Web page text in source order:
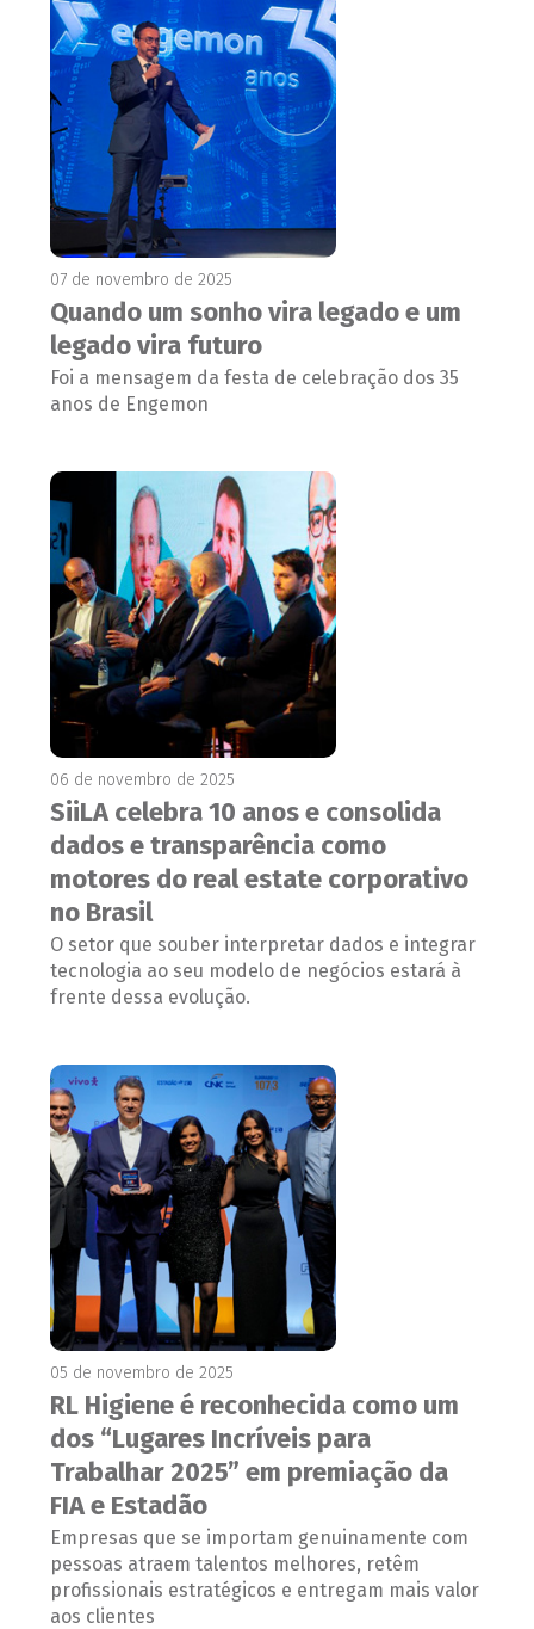
07 de novembro de 2025
Quando um sonho vira legado e um
legado vira futuro
Foi a mensagem da festa de celebração dos 35
anos de Engemon
06 de novembro de 2025
SiiLA celebra 10 anos e consolida
dados e transparência como
motores do real estate corporativo
no Brasil
O setor que souber interpretar dados e integrar
tecnologia ao seu modelo de negócios estará à
frente dessa evolução.
05 de novembro de 2025
RL Higiene é reconhecida como um
dos “Lugares Incríveis para
Trabalhar 2025” em premiação da
FIA e Estadão
Empresas que se importam genuinamente com
pessoas atraem talentos melhores, retêm
profissionais estratégicos e entregam mais valor
aos clientes